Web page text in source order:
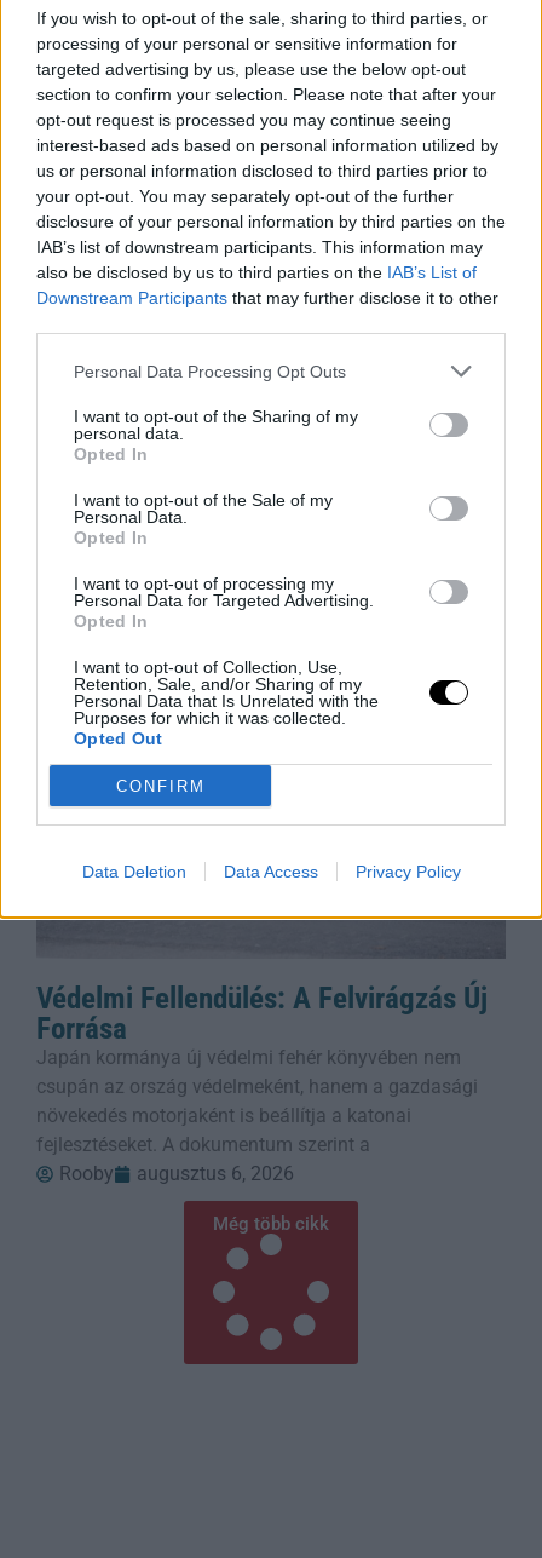
If you wish to opt-out of the sale, sharing to third parties, or
processing of your personal or sensitive information for
targeted advertising by us, please use the below opt-out
section to confirm your selection. Please note that after your
opt-out request is processed you may continue seeing
interest-based ads based on personal information utilized by
us or personal information disclosed to third parties prior to
your opt-out. You may separately opt-out of the further
disclosure of your personal information by third parties on the
IAB’s list of downstream participants. This information may
also be disclosed by us to third parties on the IAB’s List of
Downstream Participants that may further disclose it to other
Personal Data Processing Opt Outs
I want to opt-out of the Sharing of my
personal data.
Opted In
I want to opt-out of the Sale of my
Personal Data.
Opted In
I want to opt-out of processing my
Personal Data for Targeted Advertising.
Opted In
I want to opt-out of Collection, Use,
Retention, Sale, and/or Sharing of my
Personal Data that Is Unrelated with the
Purposes for which it was collected.
Opted Out
CONFIRM
Data Deletion Data Access Privacy Policy
intelligenciával továbbfejlesztett asszisztensének
vizuális felülete. Apple/Vanessa Hand Orellana/CNET
Ha valaha is próbáltál már bármit kérdezni a Siritől
Rooby
augusztus 6, 2026
A Feldolgozott Élelmiszerek Nagy
Iratkozz fel a Slatest hírlevelére, hogy naponta
megkapd a legélesebb elemzéseket, kritikákat és
manapság az egyik legnagyobb mumusnak
számítanak, de
Rooby
augusztus 6, 2026
Védelmi Fellendülés: A Felvirágzás Új
Forrása
Japán kormánya új védelmi fehér könyvében nem
csupán az ország védelmeként, hanem a gazdasági
növekedés motorjaként is beállítja a katonai
fejlesztéseket. A dokumentum szerint a
Rooby
augusztus 6, 2026
Még több cikk